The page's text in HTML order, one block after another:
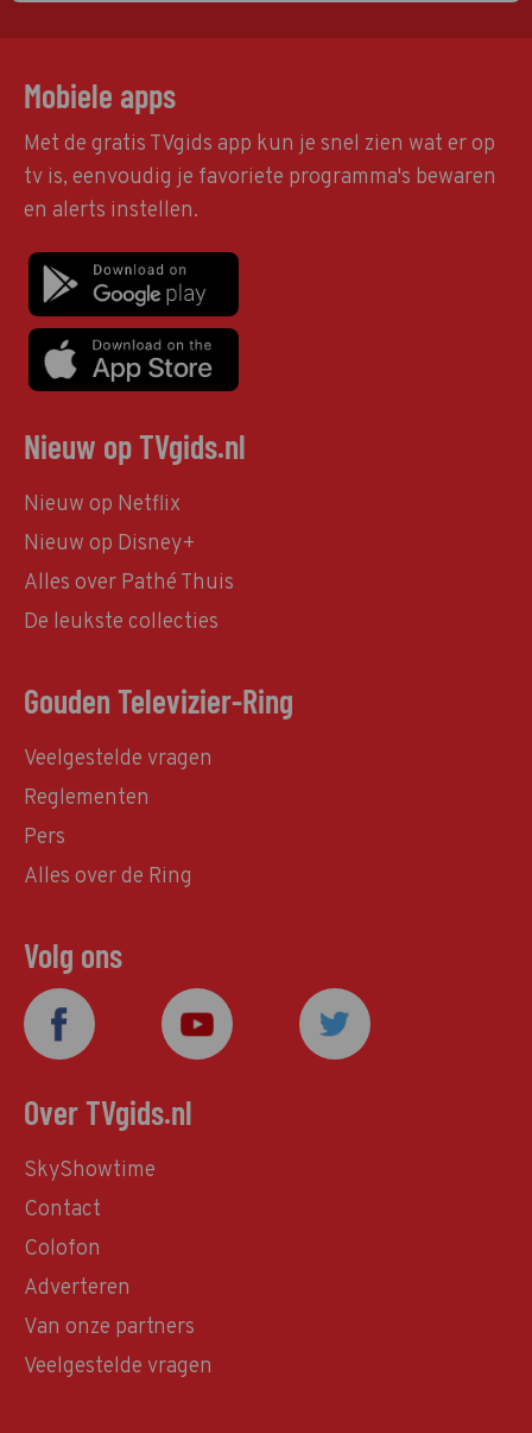
Mobiele apps
Met de gratis TVgids app kun je snel zien wat er op
tv is, eenvoudig je favoriete programma's bewaren
en alerts instellen.
Nieuw op TVgids.nl
Nieuw op Netflix
Nieuw op Disney+
Alles over Pathé Thuis
De leukste collecties
Gouden Televizier-Ring
Veelgestelde vragen
Reglementen
Pers
Alles over de Ring
Volg ons
Over TVgids.nl
SkyShowtime
Contact
Colofon
Adverteren
Van onze partners
Veelgestelde vragen